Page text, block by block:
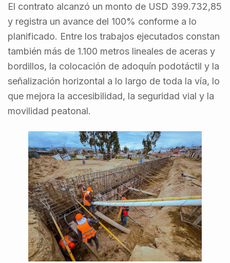
El contrato alcanzó un monto de USD 399.732,85
y registra un avance del 100% conforme a lo
planificado. Entre los trabajos ejecutados constan
también más de 1.100 metros lineales de aceras y
bordillos, la colocación de adoquín podotáctil y la
señalización horizontal a lo largo de toda la vía, lo
que mejora la accesibilidad, la seguridad vial y la
movilidad peatonal.